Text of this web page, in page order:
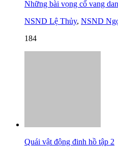
Những bài vọng cổ vang
NSND Lệ Thủy, NSND
184
Quái vật động đinh hồ tập 2